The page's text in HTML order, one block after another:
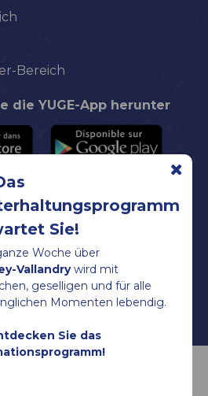
Sie!
Woche über
Vallandrywird mit
geselligen und für alle
Momenten lebendig.
Sie das
Bereich
die YUGE-App herunter
Cookies verwalten